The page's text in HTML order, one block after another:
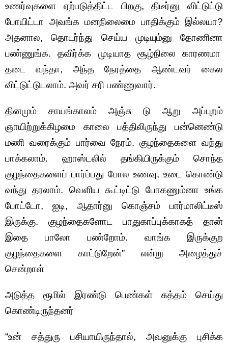
உணர்வுகளை ஏற்படுத்திட்ட பிறகு, திடீர்னு விட்டுட்டு
போயிட்டா அவங்க மனநிலைமை பாதிக்கும் இல்லயா?
அதனால, தொடர்ந்து செய்ய முடியும்னு தோணினா
பண்ணுங்க. தவிர்க்க முடியாத சூழ்நிலை காரணமா
தடை வந்தா, அந்த நேரத்தை ஆண்டவர் கைல
விட்டுட்டுடலாம். அவர் சரி பண்ணுவார்.
தினமும் சாயங்காலம் அஞ்சு டு ஆறு அப்புறம்
ஞாயிற்றுக்கிழமை காலை பத்திலிருந்து பன்னெண்டு
மணி வரைக்கும் பார்வை நேரம். குழந்தைகளை வந்து
பாக்கலாம். ஹாஸ்டலில் தங்கியிருக்கும் சொந்த
குழந்தைகளைப் பார்ப்பது போல உணவு, உடை கொண்டு
வந்து தரலாம். வெளிய கூட்டிட்டு போகணும்னா உங்க
போட்டோ, ஐடி, ஆதார்னு கொஞ்சம் பார்மாலிட்டீஸ்
இருக்கு. குழந்தைகளோட பாதுகாப்புக்காகத் தான்
இதை பாலோ பண்றோம். வாங்க இருக்குற
குழந்தைகளை காட்டுறேன்” என்று அழைத்துச்
சென்றாள்
அடுத்த ரூமில் இரண்டு பெண்கள் சுத்தம் செய்து
கொண்டிருந்தனர்
“உன் சத்துரு பசியாயிருந்தால், அவனுக்கு புசிக்க